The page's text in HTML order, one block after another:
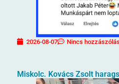
2026-08-07 Nincs hozzászólás
Miskolc. Kovács Zsolt